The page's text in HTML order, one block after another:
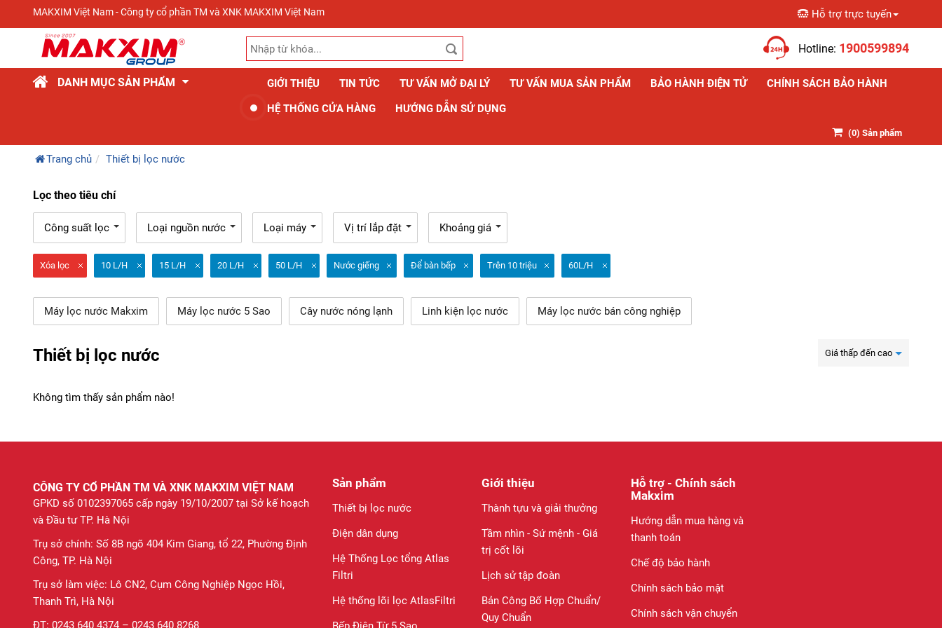
MAKXIM Việt Nam - Công ty cổ phần TM và XNK MAKXIM Việt Nam Hỗ trợ trực tuyến
Hotline: 1900599894
DANH MỤC SẢN PHẨM GIỚI THIỆU TIN TỨC TƯ VẤN MỞ ĐẠI LÝ TƯ VẤN MUA SẢN PHẨM BẢO HÀNH ĐIỆN TỬ
CHÍNH SÁCH BẢO HÀNH
HỆ THỐNG CỬA HÀNG
HƯỚNG DẪN SỬ DỤNG
(0) Sản phẩm
Trang chủ Thiết bị lọc nước
Lọc theo tiêu chí
Công suất lọc Loại nguồn nước Loại máy Vị trí lắp đặt Khoảng giá
Xóa lọc 10 L/H 15 L/H 20 L/H 50 L/H Nước giếng Để bàn bếp Trên 10 triệu 60L/H
Máy lọc nước Makxim Máy lọc nước 5 Sao Cây nước nóng lạnh Linh kiện lọc nước Máy lọc nước bán công nghiệp
Thiết bị lọc nước Giá thấp đến cao
Không tìm thấy sản phẩm nào!
CÔNG TY CỔ PHẦN TM VÀ XNK MAKXIM VIỆT NAM
GPKD số 0102397065 cấp ngày 19/10/2007 tại Sở kế hoạch
và Đầu tư TP. Hà Nội
Trụ sở chính: Số 8B ngõ 404 Kim Giang, tổ 22, Phường Định
Công, TP. Hà Nội
Trụ sở làm việc: Lô CN2, Cụm Công Nghiệp Ngọc Hồi,
Thanh Trì, Hà Nội
ĐT: 0243 640 4374 – 0243 640 8268
Sản phẩm
Thiết bị lọc nước
Điện dân dụng
Hệ Thống Lọc tổng Atlas
Filtri
Hệ thống lõi lọc AtlasFiltri
Giới thiệu
Thành tựu và giải thưởng
Tầm nhìn - Sứ mệnh - Giá
trị cốt lõi
Lịch sử tập đoàn
Bản Công Bố Hợp Chuẩn/
Quy Chuẩn
Hỗ trợ - Chính sách
Makxim
Hướng dẫn mua hàng và
thanh toán
Chế độ bảo hành
Chính sách bảo mật
Chính sách vận chuyển